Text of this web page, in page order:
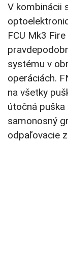
V kombinácii
FCU Mk3
systému v
operáciách.
na všetky
útočná puška
samonosný
odpaľovacie